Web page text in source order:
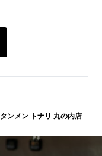
タンメン トナリ 丸の内店